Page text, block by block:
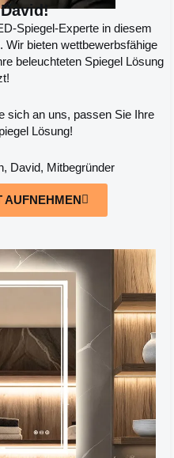
Spiegel-Experte in diesem
Wir bieten wettbewerbsfähige
beleuchteten Spiegel Lösung
sich an uns, passen Sie Ihre
Lösung!
David, Mitbegründer
AUFNEHMEN